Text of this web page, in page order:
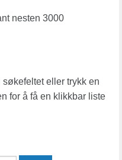
nesten 3000
eller trykk en
for å få en klikkbar liste